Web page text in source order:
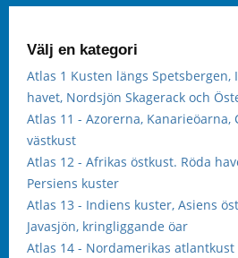
Välj en kategori
Atlas 1 Kusten längs Spetsbergen,
havet, Nordsjön Skagerack och
Atlas 11 - Azorerna, Kanarieöarna,
västkust
Atlas 12 - Afrikas östkust. Röda
Persiens kuster
Atlas 13 - Indiens kuster, Asiens
Javasjön, kringliggande öar
Atlas 14 - Nordamerikas atlantkust